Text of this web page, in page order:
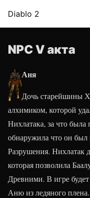
Diablo 2
NPC V акта
Аня
Дочь старейшины
алхимиком, которой
Нихлатака, за что
обнаружила что он был
Разрушения. Нихлатак
которая позволила
Древними. В игре будет
Аню из ледяного